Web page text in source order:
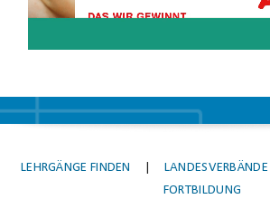
LEHRGÄNGE FINDEN LANDESVERBÄNDE
FORTBILDUNG